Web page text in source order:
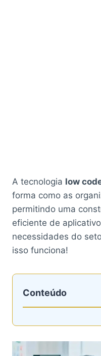
A tecnologia low
forma como as
permitindo uma
eficiente de
necessidades do
isso funciona!
Conteúdo